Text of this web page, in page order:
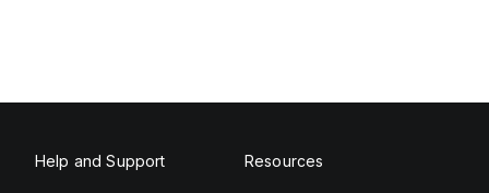
Help and Support Resources